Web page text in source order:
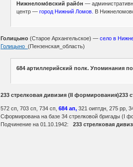
Нижнеломо́вский райо́н —
центр — город Нижний Ломов. В
Голицыно (Старое Архангельское) —село в
Голицыно_(Пензенская_область)
684 артиллерийский полк. Упоминания
233 стрелковая дивизия (II формирования)233
572 сп, 703 сп, 734 сп,684 ап, 321 оиптдн, 275 рр,
Сформирована на базе 34 стрелковой бригады (I
Подчинение на 01.10.1942:
233 стрелковая